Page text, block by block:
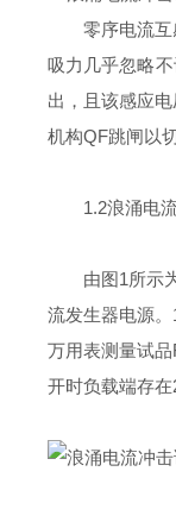
零序电流互感
吸力几乎忽略
出，且该感应
机构QF跳闸以
1.2浪涌电流
由图1所示为
流发生器电源
万用表测量试
开时负载端存